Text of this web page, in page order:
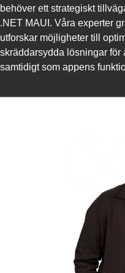
behöver ett strategiskt
.NET MAUI. Våra experter
utforskar möjligheter till
skräddarsydda lösningar för
samtidigt som appens